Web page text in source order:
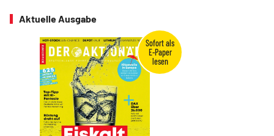
Aktuelle Ausgabe